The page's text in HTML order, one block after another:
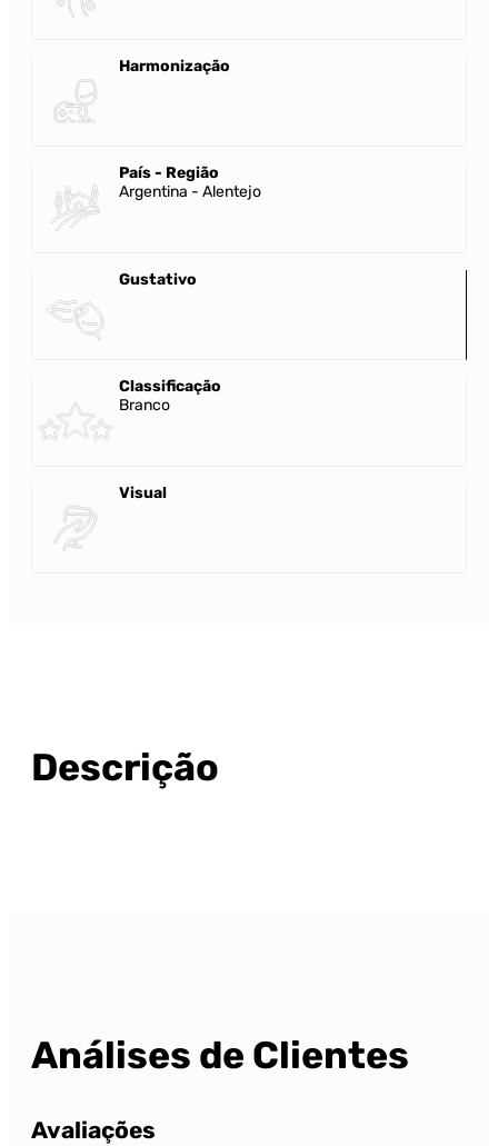
Harmonização
País - Região
Argentina - Alentejo
Gustativo
Classificação
Branco
Visual
Descrição
Análises de Clientes
Avaliações